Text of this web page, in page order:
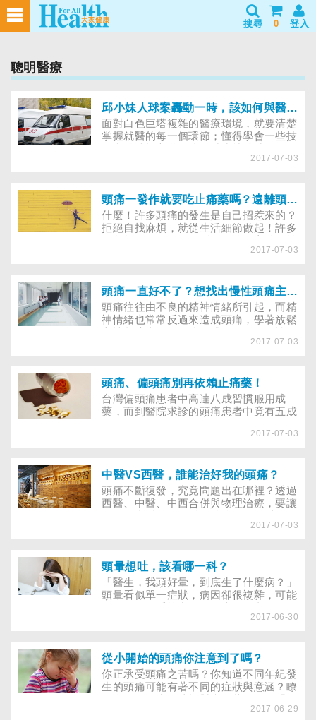
搜尋 0 登入
聰明醫療
邱小妹人球案轟動一時，該如何與醫院打交道、避免成為人球？
面對白色巨塔複雜的醫療環境，就要清楚
掌握就醫的每一個環節；懂得學會一些技
與遺憾。今年年初，邱小妹事件引爆媒體
得到了嚴重的教訓，社會大眾則大開眼
界，除了訝異醫療體系的複雜、沉痾，許
多人也開始擔心「下個人球會不會是
我？」、「醫療體系複雜，該如何自
保？」醫院除了加緊檢討、積極策動制度
便與遺憾。
2017-07-03
頭痛一發作就要吃止痛藥嗎？遠離頭痛必知的妙招
什麼！許多頭痛的發生是自己招惹來的？
拒絕自找麻煩，就從生活細節做起！許多
悄地就來了，沒有任何原因，也不分時
驅趕它，它就會讓你好看，只有乖乖地吞
下止痛藥，還得動作快，不然等到頭痛發
作時，連止痛藥都制服不了它。
2017-07-03
頭痛一直好不了？想找出慢性頭痛主因，看診前該有哪些準備？
頭痛往往由不良的精神情緒所引起，而精
神情緒也常常反過來造成頭痛，學著放鬆
環！動不動就頭痛，一直是小林最苦惱的
著解除壓力，應該就沒問題。」「這是什
麼答案？難道是我沒事找事做？」小林連
跑了三家大醫院，每個醫生都這麼告訴
他。
2017-07-03
頭痛、偏頭痛別再依賴止痛藥！
台灣偏頭痛患者中高達八成習慣服用成
藥，而到醫院求診的頭痛患者中竟有五成
使用卻會讓頭痛加劇，頭痛成藥何時可
用成藥止痛嗎？台北榮民總醫院與陽明醫
學院曾做過一項研究顯示，台灣地區150
萬名偏頭痛患者當中，有八成的比例習慣
吃成藥，甚至濫用成藥；因為頭痛到醫院
求診的病患當中，竟有五成有藥物上癮的
在？
2017-07-03
中醫VS西醫，誰能治好我的頭痛？
頭痛不斷復發，究竟問題出在哪裡？透過
西醫、中醫、中西合併與物理治療，要讓
滋味，對反覆發作的頭痛更是束手無策，
險，其他八成以上的頭痛是壓力、姿勢不
良或肌肉緊張等因素造成，只要找出原
因，配合藥物治療以及冷熱敷、指壓按
摩、運動等非藥物治療，多可遠離病源，
讓頭痛迎刃而解。話雖如此，有些人還是
2017-07-03
頭暈想吐，該看哪一科？
「醫生，我頭好暈，到底生了什麼病？」
頭暈看似單一症狀，病因卻很複雜，可能
藥物有關，或是心律不整、腦中風、腦瘤
一早起來感覺頭暈腦脹，又出現嘔吐症
狀，人很不舒服，原以為是感冒加上吃壞
肚子，只要多躺一下就好，沒想到直到下
午，仍未見好轉，家人緊急將她送急診。
經醫師仔細詢問後，雖已排除中風可能，
2017-06-30
從小開始的頭痛你注意到了嗎？
你正承受頭痛之苦嗎？你知道不同年紀發
生的頭痛可能有著不同的症狀與意涵？瞭
痛」！ 幾乎人人都頭痛過，頭痛可說是
2017-06-29